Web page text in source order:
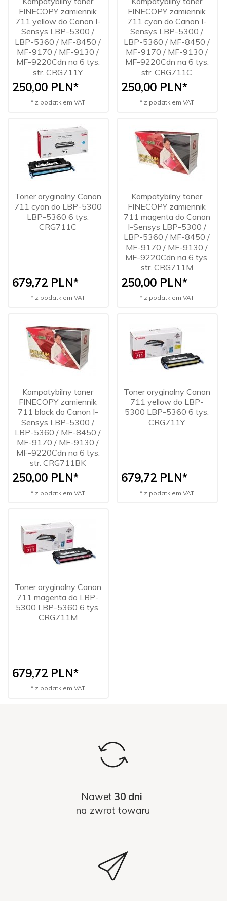
FINECOPY zamiennik
711 yellow do Canon I-
Sensys LBP-5300 /
LBP-5360 / MF-8450 /
MF-9170 / MF-9130 /
MF-9220Cdn na 6 tys.
str. CRG711Y
250,00 PLN*
* z podatkiem VAT
FINECOPY zamiennik
711 cyan do Canon I-
Sensys LBP-5300 /
LBP-5360 / MF-8450 /
MF-9170 / MF-9130 /
MF-9220Cdn na 6 tys.
str. CRG711C
250,00 PLN*
* z podatkiem VAT
Toner oryginalny Canon
711 cyan do LBP-5300
LBP-5360 6 tys.
CRG711C
679,72 PLN*
* z podatkiem VAT
Kompatybilny toner
FINECOPY zamiennik
711 magenta do Canon
I-Sensys LBP-5300 /
LBP-5360 / MF-8450 /
MF-9170 / MF-9130 /
MF-9220Cdn na 6 tys.
str. CRG711M
250,00 PLN*
* z podatkiem VAT
Kompatybilny toner
FINECOPY zamiennik
711 black do Canon I-
Sensys LBP-5300 /
LBP-5360 / MF-8450 /
MF-9170 / MF-9130 /
MF-9220Cdn na 6 tys.
str. CRG711BK
250,00 PLN*
* z podatkiem VAT
Toner oryginalny Canon
711 yellow do LBP-
5300 LBP-5360 6 tys.
CRG711Y
679,72 PLN*
* z podatkiem VAT
Toner oryginalny Canon
711 magenta do LBP-
5300 LBP-5360 6 tys.
CRG711M
679,72 PLN*
* z podatkiem VAT
Nawet 30 dni
na zwrot towaru